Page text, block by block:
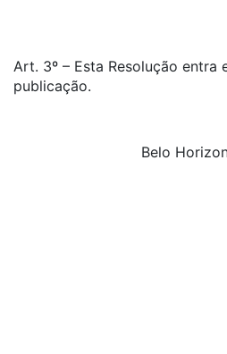
Art. 3º – Esta Resolução entra
publicação.
Belo